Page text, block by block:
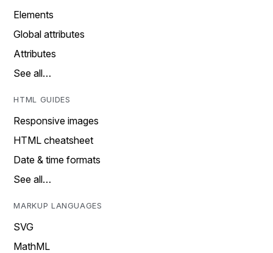
Elements
Global attributes
Attributes
See all…
HTML GUIDES
Responsive images
HTML cheatsheet
Date & time formats
See all…
MARKUP LANGUAGES
SVG
MathML